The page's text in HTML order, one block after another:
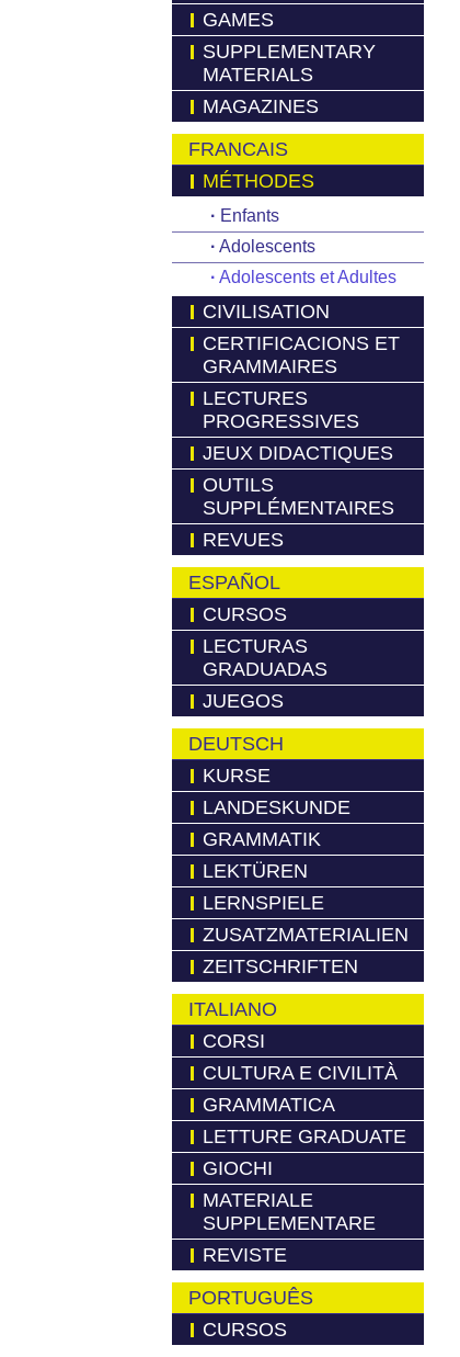
GAMES
SUPPLEMENTARY
MATERIALS
MAGAZINES
FRANCAIS
MÉTHODES
· Enfants
· Adolescents
· Adolescents et Adultes
CIVILISATION
CERTIFICACIONS ET
GRAMMAIRES
LECTURES
PROGRESSIVES
JEUX DIDACTIQUES
OUTILS
SUPPLÉMENTAIRES
REVUES
ESPAÑOL
CURSOS
LECTURAS
GRADUADAS
JUEGOS
DEUTSCH
KURSE
LANDESKUNDE
GRAMMATIK
LEKTÜREN
LERNSPIELE
ZUSATZMATERIALIEN
ZEITSCHRIFTEN
ITALIANO
CORSI
CULTURA E CIVILITÀ
GRAMMATICA
LETTURE GRADUATE
GIOCHI
MATERIALE
SUPPLEMENTARE
REVISTE
PORTUGUÊS
CURSOS